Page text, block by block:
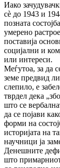
Иако
сè до 1943 и
позната
умерено
поставија
социјални и
или интереси.
Меѓутоа, за да
земе предвид
слепило, е
тврдел дека
што се
да се појави
форми на
историјата на
научници ја
Денешните
што